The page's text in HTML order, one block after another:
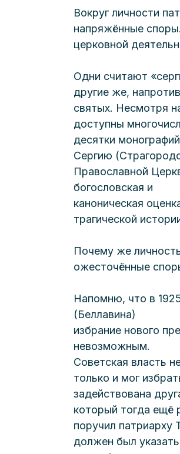
Вокруг личности
напряжённые
церковной
Одни считают
другие же,
святых. Несмотря
доступны
десятки
Сергию
Православной
богословская и
каноническая
трагической
Почему же
ожесточённые
Напомню, что в
(Беллавина)
избрание нового
невозможным.
Советская власть
только и мог
задействована
который тогда ещё
поручил патриарху
должен был